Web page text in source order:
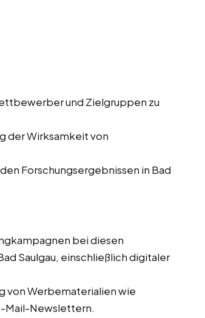
und Zielgruppen zu
der Wirksamkeit von
Forschungsergebnissen in Bad
bei diesen
Saulgau, einschließlich digitaler
von Werbematerialien wie
Mail-Newslettern.